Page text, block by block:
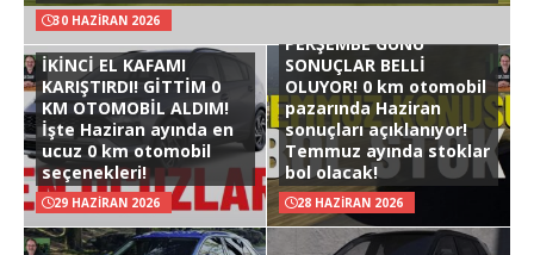
30 HAZIRAN 2026
İKİNCİ EL KAFAMI
KARIŞTIRDI! GİTTİM 0
KM OTOMOBİL ALDIM!
İşte Haziran ayında en
ucuz 0 km otomobil
seçenekleri!
29 HAZIRAN 2026
PERŞEMBE GÜNÜ
SONUÇLAR BELLİ
OLUYOR! 0 km otomobil
pazarında Haziran
sonuçları açıklanıyor!
Temmuz ayında stoklar
bol olacak!
28 HAZIRAN 2026